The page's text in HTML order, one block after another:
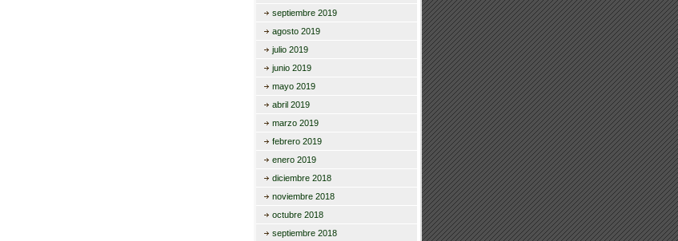
septiembre 2019
agosto 2019
julio 2019
junio 2019
mayo 2019
abril 2019
marzo 2019
febrero 2019
enero 2019
diciembre 2018
noviembre 2018
octubre 2018
septiembre 2018